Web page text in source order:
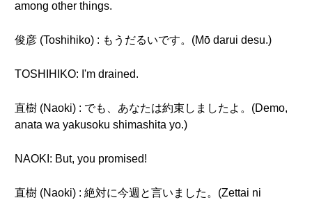
among other things.
俊彦 (Toshihiko) : もうだるいです。(Mō darui desu.)
TOSHIHIKO: I'm drained.
直樹 (Naoki) : でも、あなたは約束しましたよ。(Demo,
anata wa yakusoku shimashita yo.)
NAOKI: But, you promised!
直樹 (Naoki) : 絶対に今週と言いました。(Zettai ni